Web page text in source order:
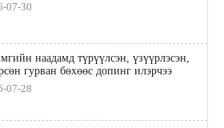
07-30
наадамд түрүүлсэн, үзүүрлэсэн,
гурван бөхөөс допинг илэрчээ
07-28